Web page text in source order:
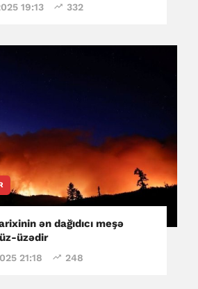
19:13 332
ən dağıdıcı meşə
üz-üzədir
21:18 248